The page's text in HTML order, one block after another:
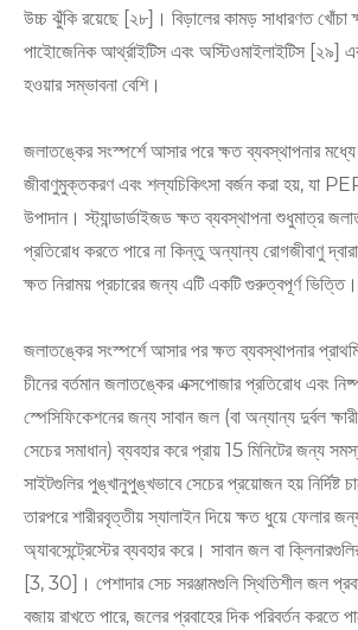
উচ্চ ঝুঁকি রয়েছে [২৮]। বিড়ালের কামড় সাধারণত খোঁচা
পাইোজেনিক আর্থ্রাইটিস এবং অস্টিওমাইলাইটিস [২৯]
হওয়ার সম্ভাবনা বেশি।
জলাতঙ্কের সংস্পর্শে আসার পরে ক্ষত ব্যবস্থাপনার
জীবাণুমুক্তকরণ এবং শল্যচিকিৎসা বর্জন করা হয়, যা
উপাদান। স্ট্যান্ডার্ডাইজড ক্ষত ব্যবস্থাপনা শুধুমাত্র
প্রতিরোধ করতে পারে না কিন্তু অন্যান্য রোগজীবাণু
ক্ষত নিরাময় প্রচারের জন্য এটি একটি গুরুত্বপূর্ণ ভিত্তি।
জলাতঙ্কের সংস্পর্শে আসার পর ক্ষত ব্যবস্থাপনার
চীনের বর্তমান জলাতঙ্কের এক্সপোজার প্রতিরোধ এবং
স্পেসিফিকেশনের জন্য সাবান জল (বা অন্যান্য দুর্বল
সেচের সমাধান) ব্যবহার করে প্রায় 15 মিনিটের জন্য
সাইটগুলির পুঙ্খানুপুঙ্খভাবে সেচের প্রয়োজন হয় নির্দিষ্ট
তারপরে শারীরবৃত্তীয় স্যালাইন দিয়ে ক্ষত ধুয়ে ফেলার
অ্যাবসেন্ট্রেস্টের ব্যবহার করে। সাবান জল বা
[3, 30]। পেশাদার সেচ সরঞ্জামগুলি স্থিতিশীল জল
বজায় রাখতে পারে, জলের প্রবাহের দিক পরিবর্তন করতে